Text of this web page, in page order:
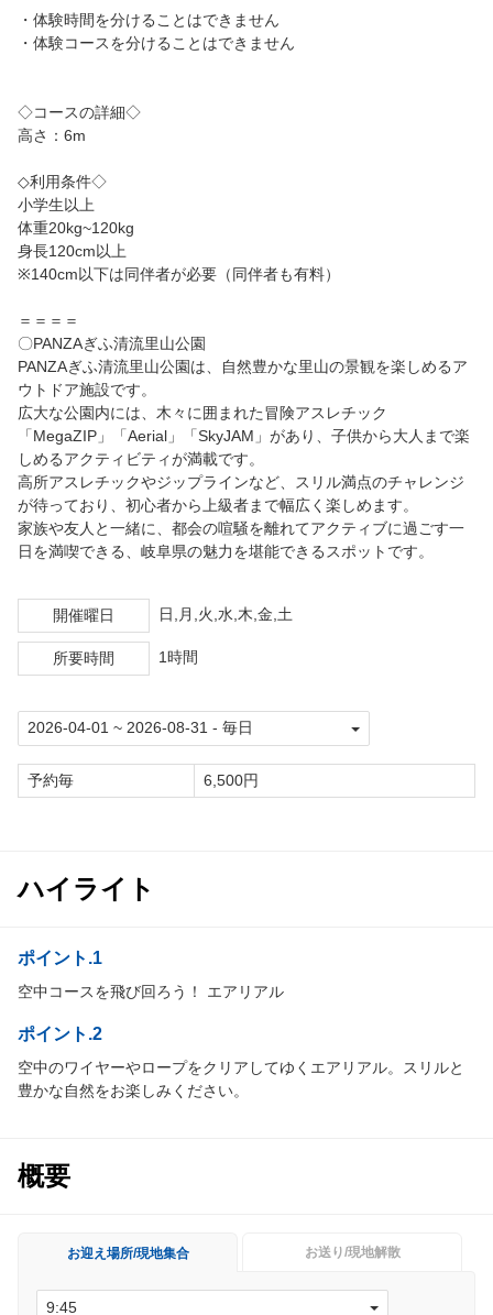
・体験時間を分けることはできません
・体験コースを分けることはできません
◇コースの詳細◇
高さ：6m
◇利用条件◇
小学生以上
体重20kg~120kg
身長120cm以上
※140cm以下は同伴者が必要（同伴者も有料）
＝＝＝＝
〇PANZAぎふ清流里山公園
PANZAぎふ清流里山公園は、自然豊かな里山の景観を楽しめるア
ウトドア施設です。
広大な公園内には、木々に囲まれた冒険アスレチック
「MegaZIP」「Aerial」「SkyJAM」があり、子供から大人まで楽
しめるアクティビティが満載です。
高所アスレチックやジップラインなど、スリル満点のチャレンジ
が待っており、初心者から上級者まで幅広く楽しめます。
家族や友人と一緒に、都会の喧騒を離れてアクティブに過ごす一
日を満喫できる、岐阜県の魅力を堪能できるスポットです。
開催曜日 日,月,火,水,木,金,土
所要時間 1時間
予約毎 6,500円
ハイライト
ポイント.1
空中コースを飛び回ろう！ エアリアル
ポイント.2
空中のワイヤーやロープをクリアしてゆくエアリアル。スリルと
豊かな自然をお楽しみください。
概要
お迎え場所/現地集合 お送り/現地解散